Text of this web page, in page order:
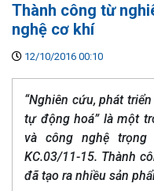
Thành công từ
nghệ cơ khí
12/10/2016 00:10
“Nghiên cứu, phát
tự động hoá” là một
và công nghệ
KC.03/11-15. Thành
đã tạo ra nhiều sản